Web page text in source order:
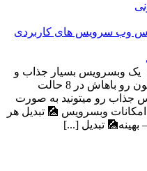
وب سرویس های کاربردی
وبسرویس بسیار جذاب و
کاربردی که میتونید عکس های خودتون رو باهاش در 8 حالت
جذاب رو میتونید به صورت
وبسرویس 🎑 تبدیل هر
تبدیل [...]